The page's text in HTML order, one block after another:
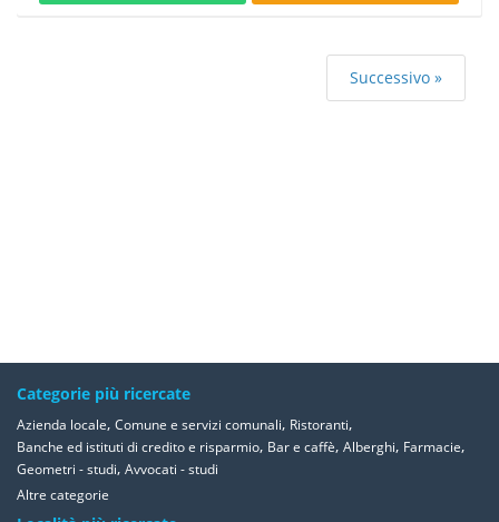
Successivo »
Categorie più ricercate
Azienda locale, Comune e servizi comunali, Ristoranti,
Banche ed istituti di credito e risparmio, Bar e caffè, Alberghi, Farmacie,
Geometri - studi, Avvocati - studi
Altre categorie